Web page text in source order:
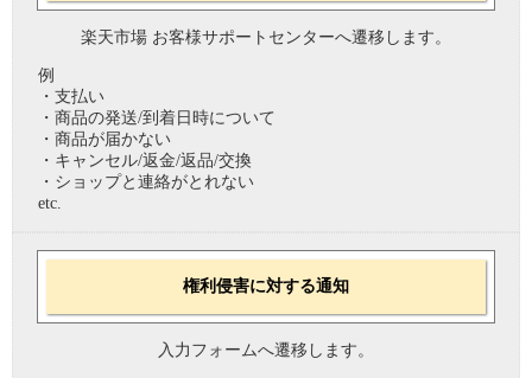
楽天市場 お客様サポートセンターへ遷移します。
例
・支払い
・商品の発送/到着日時について
・商品が届かない
・キャンセル/返金/返品/交換
・ショップと連絡がとれない
etc.
権利侵害に対する通知
入力フォームへ遷移します。